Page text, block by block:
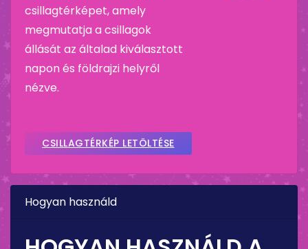
csillagtérképet, amely
megmutatja a csillagok
állását az általad kiválasztott
napon és földrajzi helyről
nézve.
CSILLAGTÉRKÉP LETÖLTÉSE
Hogyan használd